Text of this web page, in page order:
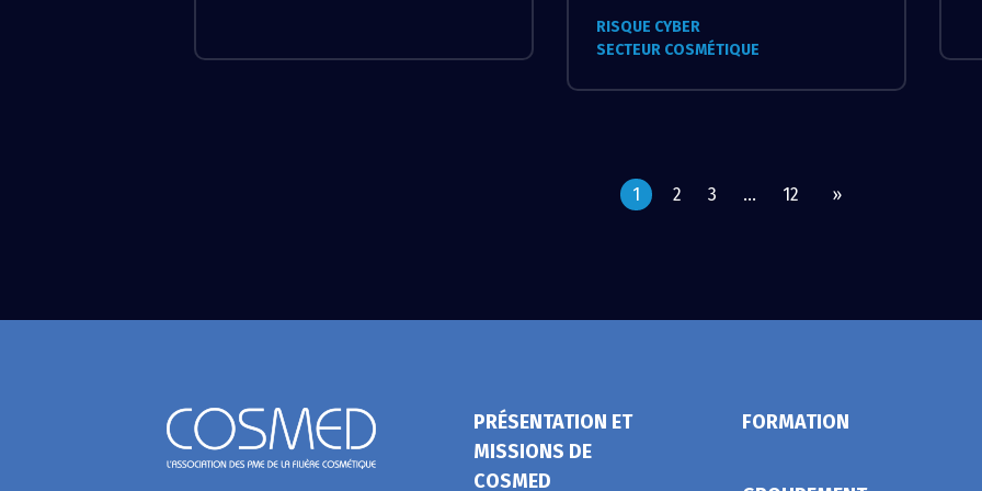
RISQUE CYBER
SECTEUR COSMÉTIQUE
1 2 3 … 12 »
PRÉSENTATION ET
MISSIONS DE
COSMED
FORMATION